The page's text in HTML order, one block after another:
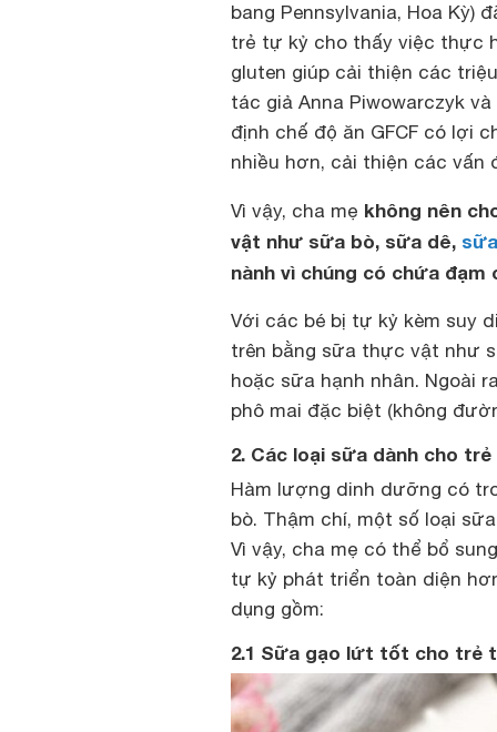
bang Pennsylvania, Hoa Kỳ)
trẻ tự kỷ cho thấy việc thực
gluten giúp cải thiện các
tác giả Anna Piwowarczyk
định chế độ ăn GFCF có lợi
nhiều hơn, cải thiện các vấn
Vì vậy, cha mẹ không nên
vật như sữa bò, sữa dê,
nành vì chúng có chứa
Với các bé bị tự kỷ kèm suy
trên bằng sữa thực vật như
hoặc sữa hạnh nhân. Ngoài
phô mai đặc biệt (không
2. Các loại sữa dành cho
Hàm lượng dinh dưỡng có
bò. Thậm chí, một số loại
Vì vậy, cha mẹ có thể bổ
tự kỷ phát triển toàn diện
dụng gồm:
2.1 Sữa gạo lứt tốt cho trẻ